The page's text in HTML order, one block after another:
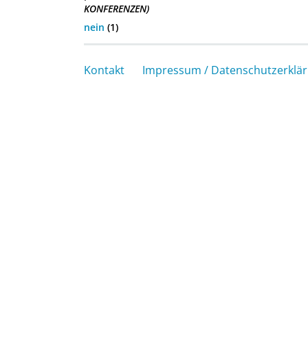
KONFERENZEN)
nein (1)
Kontakt Impressum /